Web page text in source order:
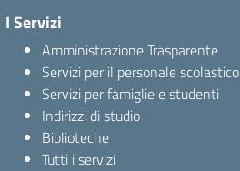
I Servizi
Amministrazione Trasparente
Servizi per il personale scolastico
Servizi per famiglie e studenti
Indirizzi di studio
Biblioteche
Tutti i servizi